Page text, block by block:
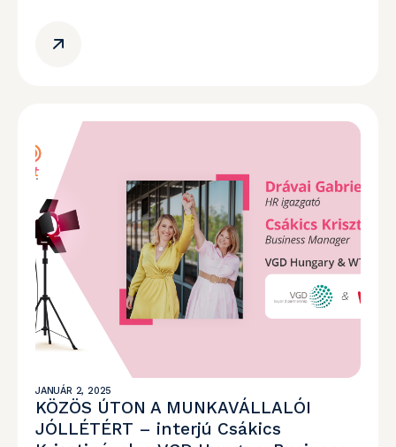
JANUÁR 2, 2025
KÖZÖS ÚTON A MUNKAVÁLLALÓI
JÓLLÉTÉRT – interjú Csákics